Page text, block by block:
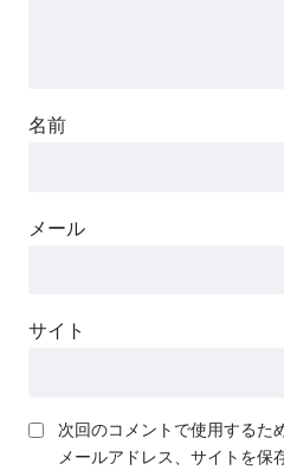
名前
メール
サイト
次回のコメントで使用するた
メールアドレス、サイトを保